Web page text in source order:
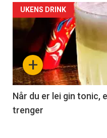
+
UKENS DRINK
Når du er lei gin tonic,
trenger